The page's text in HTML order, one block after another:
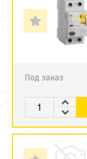
Под заказ